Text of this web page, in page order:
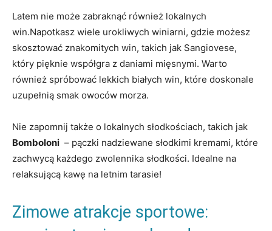
Latem⁢ nie może zabraknąć ⁤również lokalnych
win.Napotkasz‍ wiele urokliwych winiarni, gdzie możesz
skosztować znakomitych ⁢win,⁣ takich⁢ jak ‍Sangiovese,
⁣który ‌pięknie współgra​ z‍ daniami mięsnymi. Warto
również spróbować lekkich białych win, ​które doskonale
uzupełnią smak owoców morza.
Nie‌ zapomnij także o lokalnych słodkościach,⁢ takich jak
Bomboloni ⁢ – pączki nadziewane słodkimi kremami,‍ które
zachwycą każdego zwolennika słodkości. ‍Idealne na
⁤relaksującą kawę na letnim tarasie!
Zimowe atrakcje sportowe: